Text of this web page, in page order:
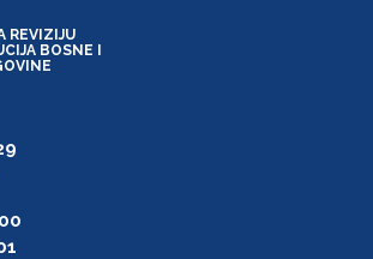
REVIZIJU
BOSNE I